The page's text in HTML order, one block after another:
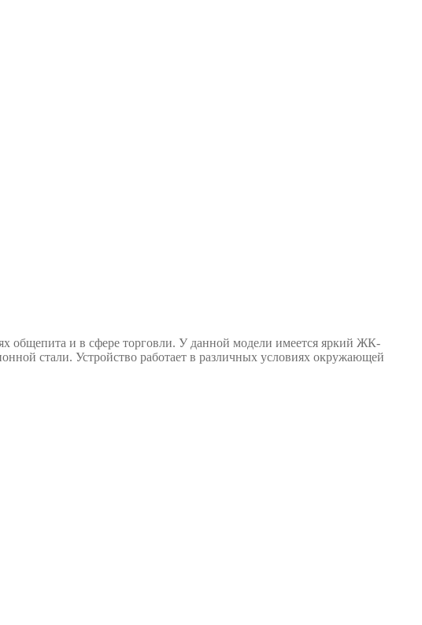
общепита и в сфере торговли. У данной модели имеется яркий ЖК-
стали. Устройство работает в различных условиях окружающей